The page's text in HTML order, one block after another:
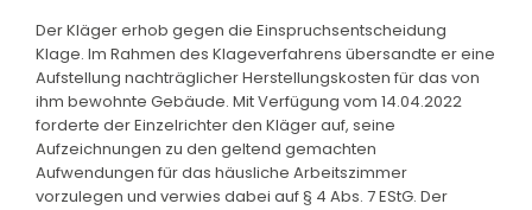
Der Kläger erhob gegen die Einspruchsentscheidung
Klage. Im Rahmen des Klageverfahrens übersandte er eine
Aufstellung nachträglicher Herstellungskosten für das von
ihm bewohnte Gebäude. Mit Verfügung vom 14.04.2022
forderte der Einzelrichter den Kläger auf, seine
Aufzeichnungen zu den geltend gemachten
Aufwendungen für das häusliche Arbeitszimmer
vorzulegen und verwies dabei auf § 4 Abs. 7 EStG. Der